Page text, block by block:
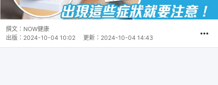
撰文： NOW健康
出版： 2024-10-04 10:02 更新： 2024-10-04 14:43